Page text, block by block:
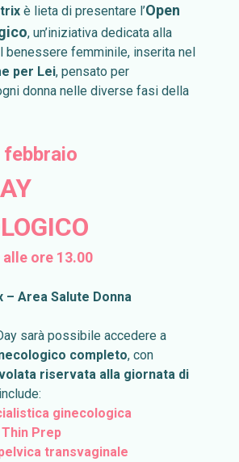
è lieta di presentare l’Open
, un’iniziativa dedicata alla
benessere femminile, inserita nel
per Lei, pensato per
donna nelle diverse fasi della
febbraio
alle ore 13.00
– Area Salute Donna
sarà possibile accedere a
completo, con
riservata alla giornata di
ginecologica
Prep
transvaginale